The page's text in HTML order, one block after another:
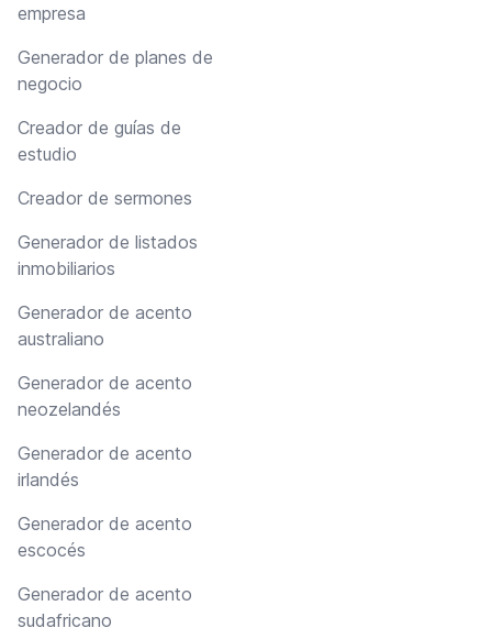
empresa
Generador de planes de
negocio
Creador de guías de
estudio
Creador de sermones
Generador de listados
inmobiliarios
Generador de acento
australiano
Generador de acento
neozelandés
Generador de acento
irlandés
Generador de acento
escocés
Generador de acento
sudafricano